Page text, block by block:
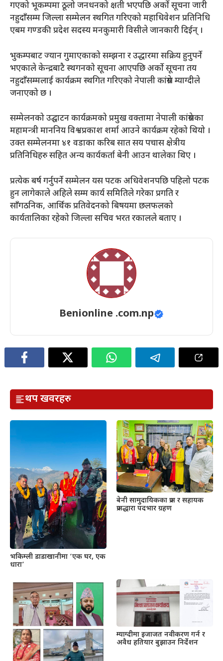
गएको भूकम्पमा ठूलो जनधनको क्षती भएपछि अर्को सूचना जारी
नहुदाँसम्म जिल्ला सम्मेलन स्थगित गरिएको महाधिवेशन प्रतिनिधि
एबम गण्डकी प्रदेश सदस्य मनकुमारी विसीले जानकारी दिईन् ।
भुकम्पबाट ज्यान गुमाएकाको सम्झना र उद्धारमा सक्रिय हुनुपर्ने
भएकाले केन्द्रबाटै स्थगनको सूचना आएपछि अर्को सूचना तय
नहुदाँसम्मलाई कार्यक्रम स्थगित गरिएको नेपाली कांग्रेस म्याग्दीले
जनाएको छ ।
सम्मेलनको उद्घाटन कार्यक्रमको प्रमुख वक्तामा नेपाली कांग्रेसका
महामन्त्री माननिय विश्वप्रकाश शर्मा आउने कार्यक्रम रहेको थियो ।
उक्त सम्मेलनमा ४१ वडाका करिब सात सय पचास क्षेत्रीय
प्रतिनिधिहरु सहित अन्य कार्यकर्ता बेनी आउन थालेका थिए ।
प्रत्येक बर्ष गर्नुपर्ने सम्मेलन यस पटक अधिवेशनपछि पहिलो पटक
हुन लागेकाले अहिले सम्म कार्य समितिले गरेका प्रगति र
साँगठनिक, आर्थिक प्रतिवेदनको बिषयमा छलफलको
कार्यतालिका रहेको जिल्ला सचिव भरत रकालले बताए ।
Benionline .com.np
थप खवरहरु
भकिम्ली डाडाखानीमा ‘एक घर, एक
धारा’
बेनी सामुदायिकका प्रअ र सहायक
प्रअद्धारा पदभार ग्रहण
म्याग्दीमा इजाजत नवीकरण गर्न र
अवैध हतियार बुझाउन निर्देशन